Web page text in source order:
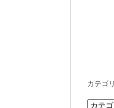
カテゴ